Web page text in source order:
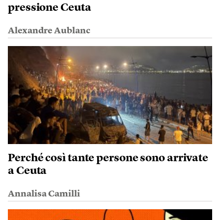
pressione Ceuta
Alexandre Aublanc
Perché così tante persone sono arrivate
a Ceuta
Annalisa Camilli